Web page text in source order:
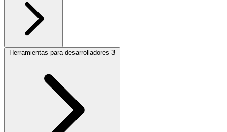
Herramientas para desarrolladores 3